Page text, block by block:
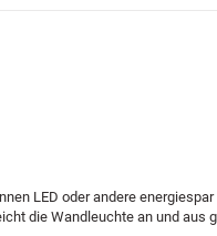
LED oder andere energiespar
die Wandleuchte an und aus